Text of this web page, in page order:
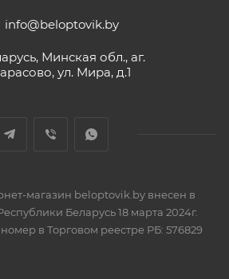
info@beloptovik.by
Минская обл., аг.
ул. Мира, д.1
магазин beloptovik.by внесен в
Беларусь 18 марта 2024г.
в Торговом реестре РБ: 576829